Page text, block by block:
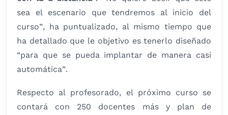
sea el escenario que tendremos al inicio del
curso”, ha puntualizado, al mismo tiempo que
ha detallado que le objetivo es tenerlo diseñado
“para que se pueda implantar de manera casi
automática”.
Respecto al profesorado, el próximo curso se
contará con 250 docentes más y plan de